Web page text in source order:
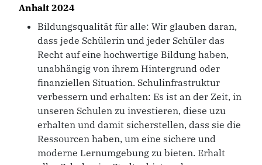
Anhalt 2024
Bildungsqualität für alle: Wir glauben daran,
dass jede Schülerin und jeder Schüler das
Recht auf eine hochwertige Bildung haben,
unabhängig von ihrem Hintergrund oder
finanziellen Situation. Schulinfrastruktur
verbessern und erhalten: Es ist an der Zeit, in
unseren Schulen zu investieren, diese uzu
erhalten und damit sicherstellen, dass sie die
Ressourcen haben, um eine sichere und
moderne Lernumgebung zu bieten. Erhalt